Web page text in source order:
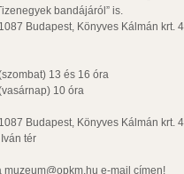
bandájáról” is.
Budapest, Könyves Kálmán krt.
13 és 16 óra
10 óra
Budapest, Könyves Kálmán krt.
tér
muzeum@opkm.hu e-mail címen!